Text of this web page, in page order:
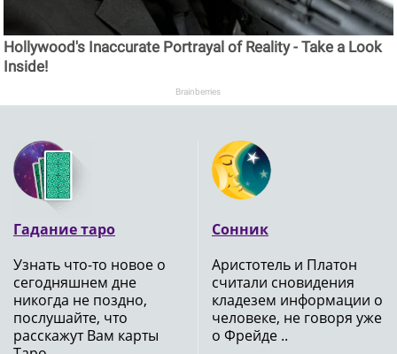
Hollywood's Inaccurate Portrayal of Reality - Take a Look
Inside!
Brainberries
Гадание таро
Узнать что-то новое о
сегодняшнем дне
никогда не поздно,
послушайте, что
расскажут Вам карты
Сонник
Аристотель и Платон
считали сновидения
кладезем информации о
человеке, не говоря уже
о Фрейде ..